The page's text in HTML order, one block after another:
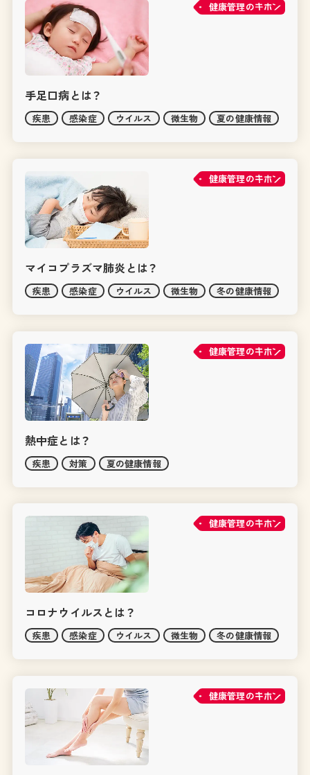
健康管理の
手足口病とは？
疾患 感染症 ウイルス 微生物 夏の健康情報
健康管理の
マイコプラズマ肺炎とは？
疾患 感染症 ウイルス 微生物 冬の健康情報
健康管理の
熱中症とは？
疾患 対策 夏の健康情報
健康管理の
コロナウイルスとは？
疾患 感染症 ウイルス 微生物 冬の健康情報
健康管理の